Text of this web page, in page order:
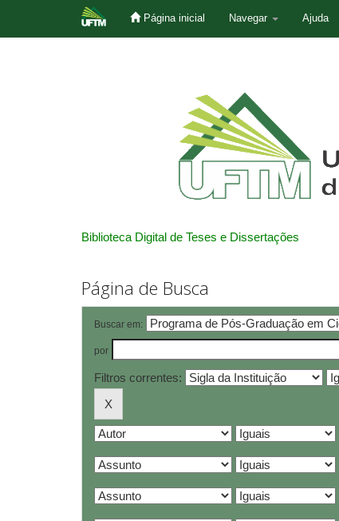
Página inicial Navegar Ajuda
Biblioteca Digital de Teses e Dissertações
Página de Busca
Buscar em:
por
Filtros correntes: